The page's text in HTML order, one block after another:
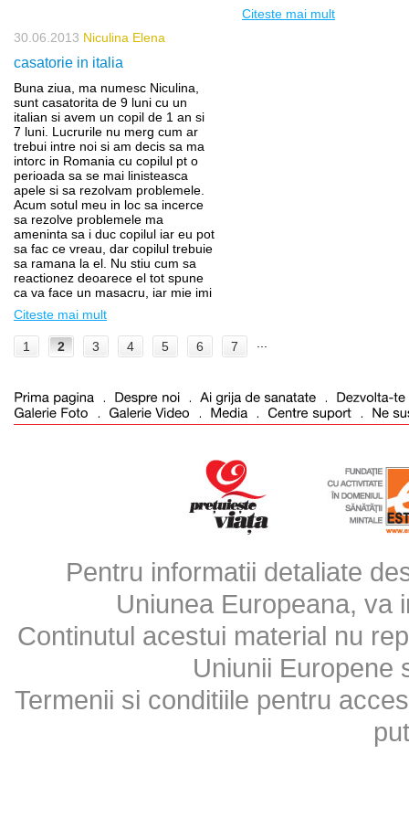
Citeste mai mult
30.06.2013 Niculina Elena
casatorie in italia
Buna ziua, ma numesc Niculina,
sunt casatorita de 9 luni cu un
italian si avem un copil de 1 an si
7 luni. Lucrurile nu merg cum ar
trebui intre noi si am decis sa ma
intorc in Romania cu copilul pt o
perioada sa se mai linisteasca
apele si sa rezolvam problemele.
Acum sotul meu in loc sa incerce
sa rezolve problemele ma
ameninta sa i duc copilul iar eu pot
sa fac ce vreau, dar copilul trebuie
sa ramana la el. Nu stiu cum sa
reactionez deoarece el tot spune
ca va face un masacru, iar mie imi
Citeste mai mult
1 2 3 4 5 6 7
Pentru informatii detaliate
Uniunea Europeana, va
Continutul acestui material nu
Uniunii Europene
Termenii si conditiile pentru